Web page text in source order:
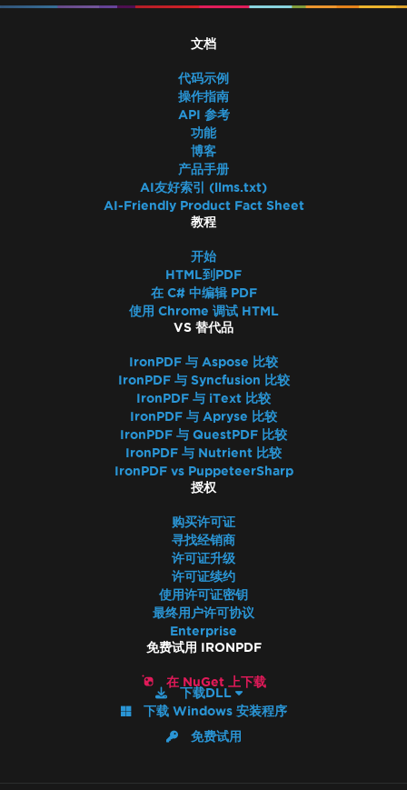
文档
代码示例
操作指南
API 参考
功能
博客
产品手册
AI友好索引 (llms.txt)
AI-Friendly Product Fact Sheet
教程
开始
HTML到PDF
在 C# 中编辑 PDF
使用 Chrome 调试 HTML
VS 替代品
IronPDF 与 Aspose 比较
IronPDF 与 Syncfusion 比较
IronPDF 与 iText 比较
IronPDF 与 Apryse 比较
IronPDF 与 QuestPDF 比较
IronPDF 与 Nutrient 比较
IronPDF vs PuppeteerSharp
授权
购买许可证
寻找经销商
许可证升级
许可证续约
使用许可证密钥
最终用户许可协议
Enterprise
免费试用 IRONPDF
在 NuGet 上下载
下载DLL
下载 Windows 安装程序
免费试用